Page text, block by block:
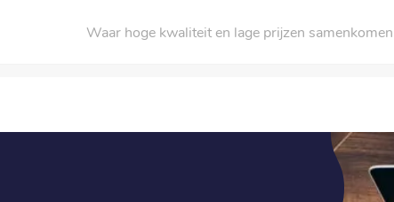
Waar hoge kwaliteit en lage prijzen samenkomen